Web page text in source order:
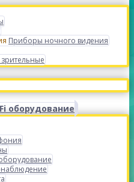
Приборы ночного видения
оборудование